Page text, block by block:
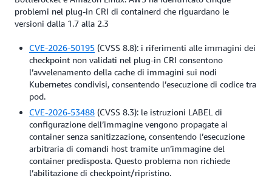
problemi nel plug-in CRI di containerd che riguardano le
versioni dalla 1.7 alla 2.3
CVE-2026-50195 (CVSS 8.8): i riferimenti alle immagini dei
checkpoint non validati nel plug-in CRI consentono
l’avvelenamento della cache di immagini sui nodi
Kubernetes condivisi, consentendo l’esecuzione di codice tra
pod.
CVE-2026-53488 (CVSS 8.3): le istruzioni LABEL di
configurazione dell’immagine vengono propagate ai
container senza sanitizzazione, consentendo l’esecuzione
arbitraria di comandi host tramite un’immagine del
container predisposta. Questo problema non richiede
l’abilitazione di checkpoint/ripristino.